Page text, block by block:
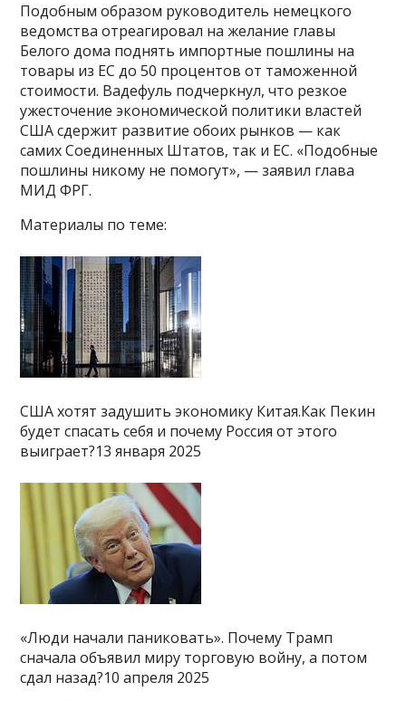
Подобным образом руководитель немецкого
ведомства отреагировал на желание главы
Белого дома поднять импортные пошлины на
товары из ЕС до 50 процентов от таможенной
стоимости. Вадефуль подчеркнул, что резкое
ужесточение экономической политики властей
США сдержит развитие обоих рынков — как
самих Соединенных Штатов, так и ЕС. «Подобные
пошлины никому не помогут», — заявил глава
МИД ФРГ.
Материалы по теме:
США хотят задушить экономику Китая.Как Пекин
будет спасать себя и почему Россия от этого
выиграет?13 января 2025
«Люди начали паниковать». Почему Трамп
сначала объявил миру торговую войну, а потом
сдал назад?10 апреля 2025